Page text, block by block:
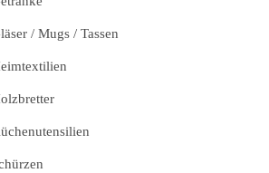
/ Mugs / Tassen